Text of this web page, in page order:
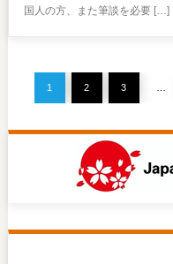
国人の方、また筆談を必要 […]
1 2 3